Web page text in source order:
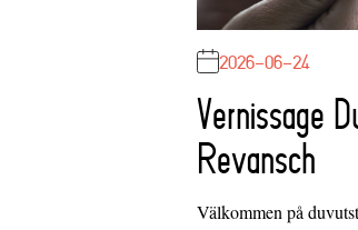
2026-06-24
Vernissage
Revansch
Välkommen på